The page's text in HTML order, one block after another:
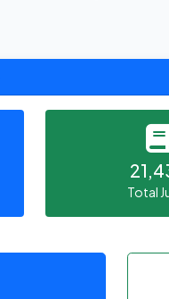
Total